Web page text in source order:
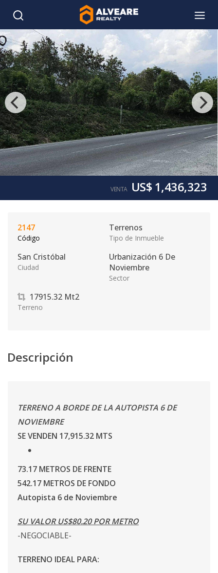
VENTA US$ 1,436,323
2147
Código
Terrenos
Tipo de Inmueble
San Cristóbal
Ciudad
Urbanización 6 De
Noviembre
Sector
17915.32 Mt2
Terreno
Descripción
TERRENO A BORDE DE LA AUTOPISTA 6 DE
NOVIEMBRE
SE VENDEN 17,915.32 MTS
73.17 METROS DE FRENTE
542.17 METROS DE FONDO
Autopista 6 de Noviembre
SU VALOR US$80.20 POR METRO
-NEGOCIABLE-
TERRENO IDEAL PARA: